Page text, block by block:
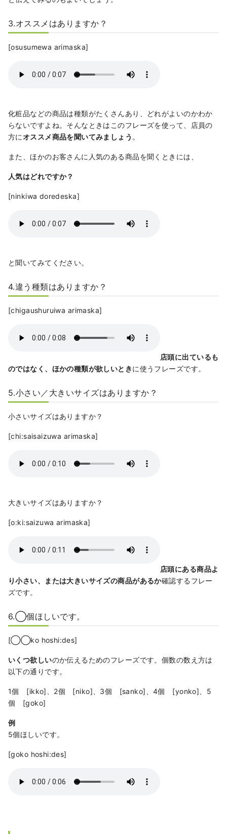
3.オススメはありますか？
[osusumewa arimaska]
化粧品などの商品は種類がたくさんあり、どれがよいのかわか
らないですよね。そんなときはこのフレーズを使って、店員の
方にオススメ商品を聞いてみましょう 。
また、ほかのお客さんに人気のある商品を聞くときには、
人気はどれですか？
[ninkiwa doredeska]
と聞いてみてください。
4.違う種類はありますか？
[chigaushuruiwa arimaska]
店頭に出ているも
のではなく、ほかの種類が欲しいときに使うフレーズです。
5.小さい／大きいサイズはありますか？
小さいサイズはありますか？
[chi:saisaizuwa arimaska]
大きいサイズはありますか？
[o:ki:saizuwa arimaska]
店頭にある商品よ
り小さい、または大きいサイズの商品があるか確認するフレー
ズです。
6.◯個ほしいです。
[◯◯ko hoshi:des]
いくつ欲しいのか伝えるためのフレーズです。個数の数え方は
以下の通りです。
1個 [ikko]、2個 [niko]、3個 [sanko]、4個 [yonko]、5
個 [goko]
例
5個ほしいです。
[goko hoshi:des]